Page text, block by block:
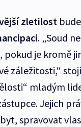
zletilost
. „Soud
je kromě
záležitosti,“
mladým
Jejich
spravovat